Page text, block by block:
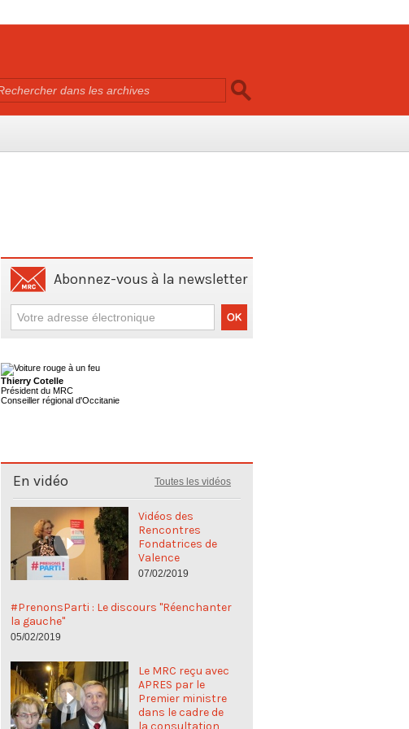
Abonnez-vous à la newsletter
Thierry Cotelle
Président du MRC
Conseiller régional d'Occitanie
En vidéo Toutes les vidéos
Vidéos des
Rencontres
Fondatrices de
Valence
07/02/2019
#PrenonsParti : Le discours "Réenchanter
la gauche"
05/02/2019
Le MRC reçu avec
APRES par le
Premier ministre
dans le cadre de